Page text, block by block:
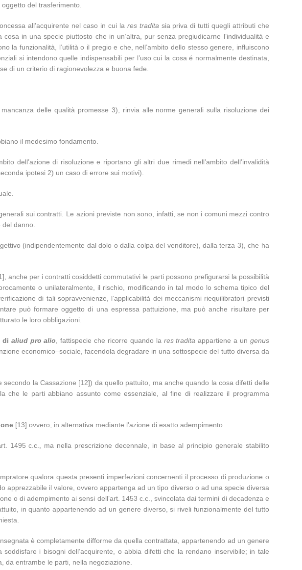
del trasferimento.
all’acquirente nel caso in cui la res tradita sia priva di tutti quegli attributi che
in una specie piuttosto che in un’altra, pur senza pregiudicarne l’individualità e
la funzionalità, l’utilità o il pregio e che, nell’ambito dello stesso genere, influiscono
si intendono quelle indispensabili per l’uso cui la cosa é normalmente destinata,
di un criterio di ragionevolezza e buona fede.
delle qualità promesse 3), rinvia alle norme generali sulla risoluzione dei
il medesimo fondamento.
di risoluzione e riportano gli altri due rimedi nell’ambito dell’invalidità
ipotesi 2) un caso di errore sui motivi).
sui contratti. Le azioni previste non sono, infatti, se non i comuni mezzi contro
danno.
(indipendentemente dal dolo o dalla colpa del venditore), dalla terza 3), che ha
anche per i contratti cosiddetti commutativi le parti possono prefigurarsi la possibilità
o unilateralmente, il rischio, modificando in tal modo lo schema tipico del
di tali sopravvenienze, l’applicabilità dei meccanismi riequilibratori previsti
può formare oggetto di una espressa pattuizione, ma può anche risultare per
le loro obbligazioni.
di aliud pro alio , fattispecie che ricorre quando la res tradita appartiene a un genus
economico–sociale, facendola degradare in una sottospecie del tutto diversa da
la Cassazione [12]) da quello pattuito, ma anche quando la cosa difetti delle
che le parti abbiano assunto come essenziale, al fine di realizzare il programma
[13] ovvero, in alternativa mediante l’azione di esatto adempimento.
1495 c.c., ma nella prescrizione decennale, in base al principio generale stabilito
qualora questa presenti imperfezioni concernenti il processo di produzione o
apprezzabile il valore, ovvero appartenga ad un tipo diverso o ad una specie diversa
o di adempimento ai sensi dell’art. 1453 c.c., svincolata dai termini di decadenza e
in quanto appartenendo ad un genere diverso, si riveli funzionalmente del tutto
è completamente difforme da quella contrattata, appartenendo ad un genere
i bisogni dell’acquirente, o abbia difetti che la rendano inservibile; in tale
da entrambe le parti, nella negoziazione.